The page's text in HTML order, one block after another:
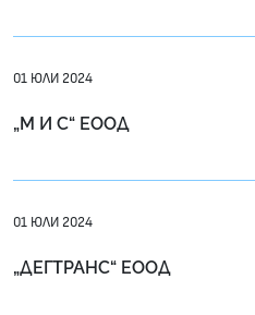
01 ЮЛИ 2024
„М И С“ ЕООД
01 ЮЛИ 2024
„ДЕГТРАНС“ ЕООД